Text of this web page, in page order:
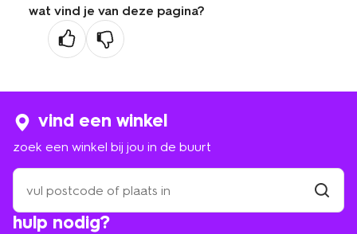
wat vind je van deze pagina?
hulp nodig?
vind een winkel
zoek een winkel bij jou in de buurt
zoek
een
winkel
bij